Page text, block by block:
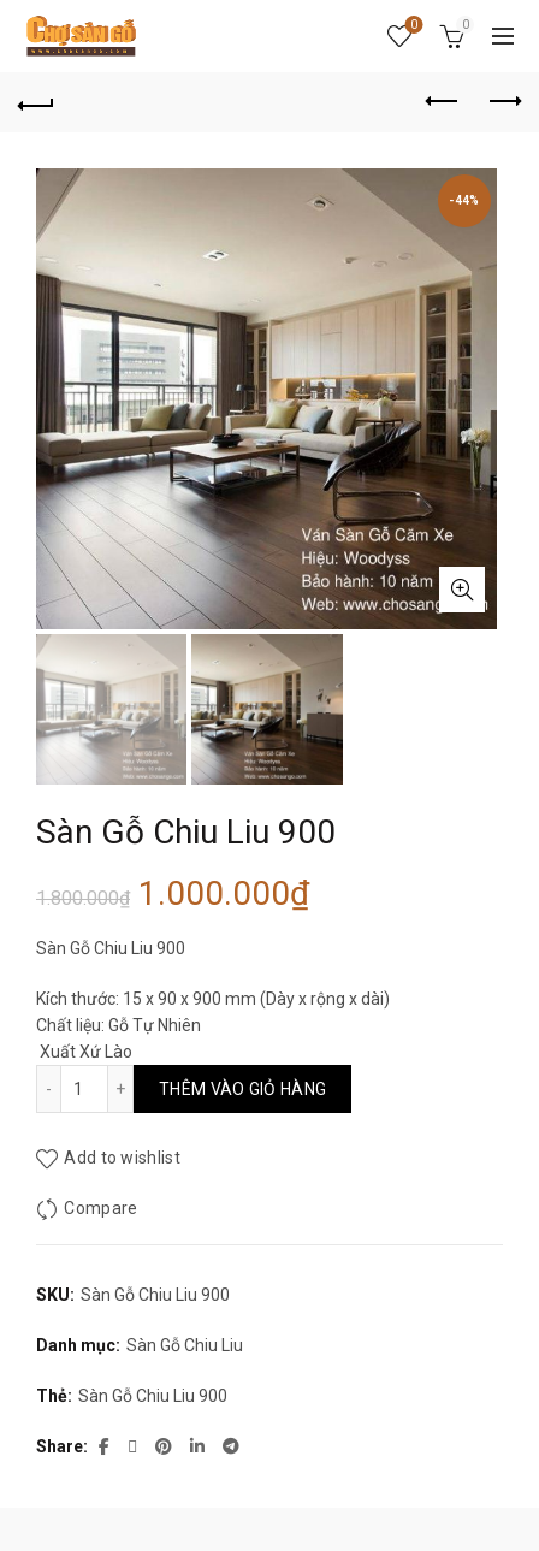
0 0
-44%
Sàn Gỗ Chiu Liu 900
1.800.000₫ Giá
gốc
là:
1.000.000₫Giá
tại
1.000.000₫.
Sàn Gỗ Chiu Liu 900
Kích thước: 15 x 90 x 900 mm (Dày x rộng x dài)
Chất liệu: Gỗ Tự Nhiên
Xuất Xứ Lào
Sàn Gỗ Chiu Liu 900 số lượng
THÊM VÀO GIỎ HÀNG
Add to wishlist
Compare
SKU: Sàn Gỗ Chiu Liu 900
Danh mục: Sàn Gỗ Chiu Liu
Thẻ: Sàn Gỗ Chiu Liu 900
Share